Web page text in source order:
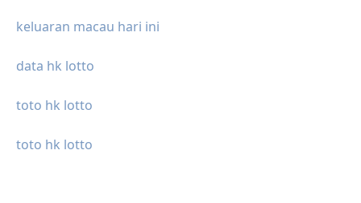
keluaran macau hari ini
data hk lotto
toto hk lotto
toto hk lotto